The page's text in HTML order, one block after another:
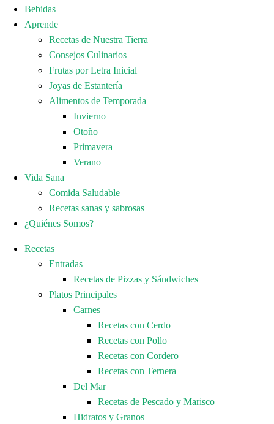
Bebidas
Aprende
Recetas de Nuestra Tierra
Consejos Culinarios
Frutas por Letra Inicial
Joyas de Estantería
Alimentos de Temporada
Invierno
Otoño
Primavera
Verano
Vida Sana
Comida Saludable
Recetas sanas y sabrosas
¿Quiénes Somos?
Recetas
Entradas
Recetas de Pizzas y Sándwiches
Platos Principales
Carnes
Recetas con Cerdo
Recetas con Pollo
Recetas con Cordero
Recetas con Ternera
Del Mar
Recetas de Pescado y Marisco
Hidratos y Granos